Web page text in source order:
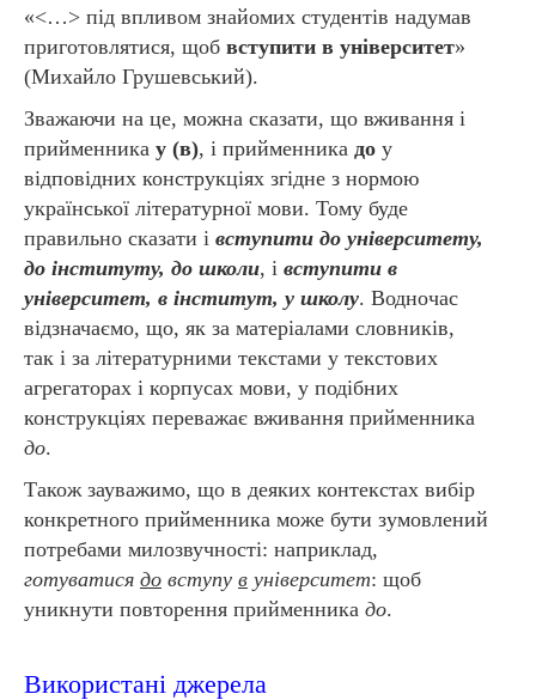
«<…> під впливом знайомих студентів надумав
приготовлятися, щоб вступити в університет»
(Михайло Грушевський).
Зважаючи на це, можна сказати, що вживання і
прийменника у (в), і прийменника до у
відповідних конструкціях згідне з нормою
української літературної мови. Тому буде
правильно сказати і вступити до університету,
до інституту, до школи, і вступити в
університет, в інститут, у школу. Водночас
відзначаємо, що, як за матеріалами словників,
так і за літературними текстами у текстових
агрегаторах і корпусах мови, у подібних
конструкціях переважає вживання прийменника
до.
Також зауважимо, що в деяких контекстах вибір
конкретного прийменника може бути зумовлений
потребами милозвучності: наприклад,
готуватися до вступу в університет: щоб
уникнути повторення прийменника до.
Використані джерела